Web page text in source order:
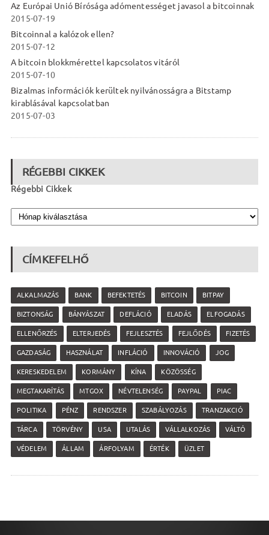
Az Európai Unió Bírósága adómentességet javasol a bitcoinnak
2015-07-19
Bitcoinnal a kalózok ellen?
2015-07-12
A bitcoin blokkmérettel kapcsolatos vitáról
2015-07-10
Bizalmas információk kerültek nyilvánosságra a Bitstamp
kirablásával kapcsolatban
2015-07-03
RÉGEBBI CIKKEK
Régebbi Cikkek
CÍMKEFELHŐ
ALKALMAZÁS BANK BEFEKTETÉS BITCOIN BITPAY
BIZTONSÁG BÁNYÁSZAT DEFLÁCIÓ ELADÁS ELFOGADÁS
ELLENŐRZÉS ELTERJEDÉS FEJLESZTÉS FEJLŐDÉS FIZETÉS
GAZDASÁG HASZNÁLAT INFLÁCIÓ INNOVÁCIÓ JOG
KERESKEDELEM KORMÁNY KÍNA KÖZÖSSÉG
MEGTAKARÍTÁS MTGOX NÉVTELENSÉG PAYPAL PIAC
POLITIKA PÉNZ RENDSZER SZABÁLYOZÁS TRANZAKCIÓ
TÁRCA TÖRVÉNY USA UTALÁS VÁLLALKOZÁS VÁLTÓ
VÉDELEM ÁLLAM ÁRFOLYAM ÉRTÉK ÜZLET